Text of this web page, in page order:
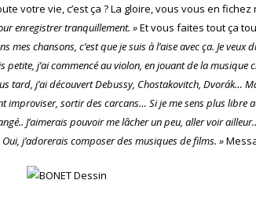
votre vie, c’est ça ? La gloire, vous vous en fichez
enregistrer tranquillement. »Et vous faites tout ça
mes chansons, c’est que je suis à l’aise avec ça. Je veux
j’ai commencé au violon, en jouant de la musique
tard, j’ai découvert Debussy, Chostakovitch, Dvorák…
improviser, sortir des carcans… Si je me sens plus libre
J’aimerais pouvoir me lâcher un peu, aller voir
Oui, j’adorerais composer des musiques de films. »